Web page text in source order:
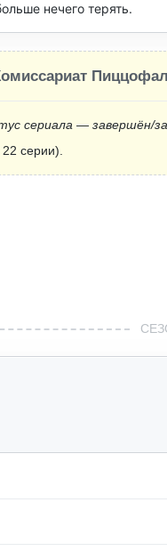
нечего терять.
сериала — завершён/
серии).